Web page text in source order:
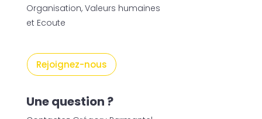
Organisation, Valeurs humaines
et Ecoute
Rejoignez-nous
Une question ?